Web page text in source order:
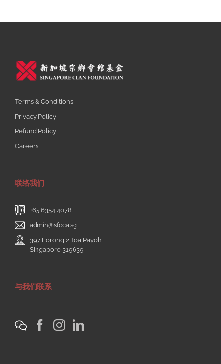
Terms & Conditions
Privacy Policy
Refund Policy
Careers
联络我们
+65 6354 4078
admin@sfcca.sg
397 Lorong 2 Toa Payoh
Singapore 319639
与我们联系